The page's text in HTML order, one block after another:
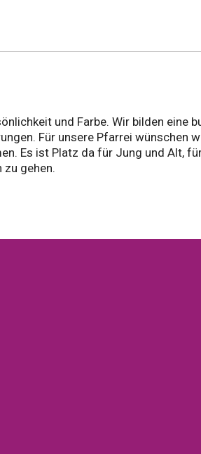
und Farbe. Wir bilden eine
Für unsere Pfarrei wünschen
Es ist Platz da für Jung und Alt,
gehen.